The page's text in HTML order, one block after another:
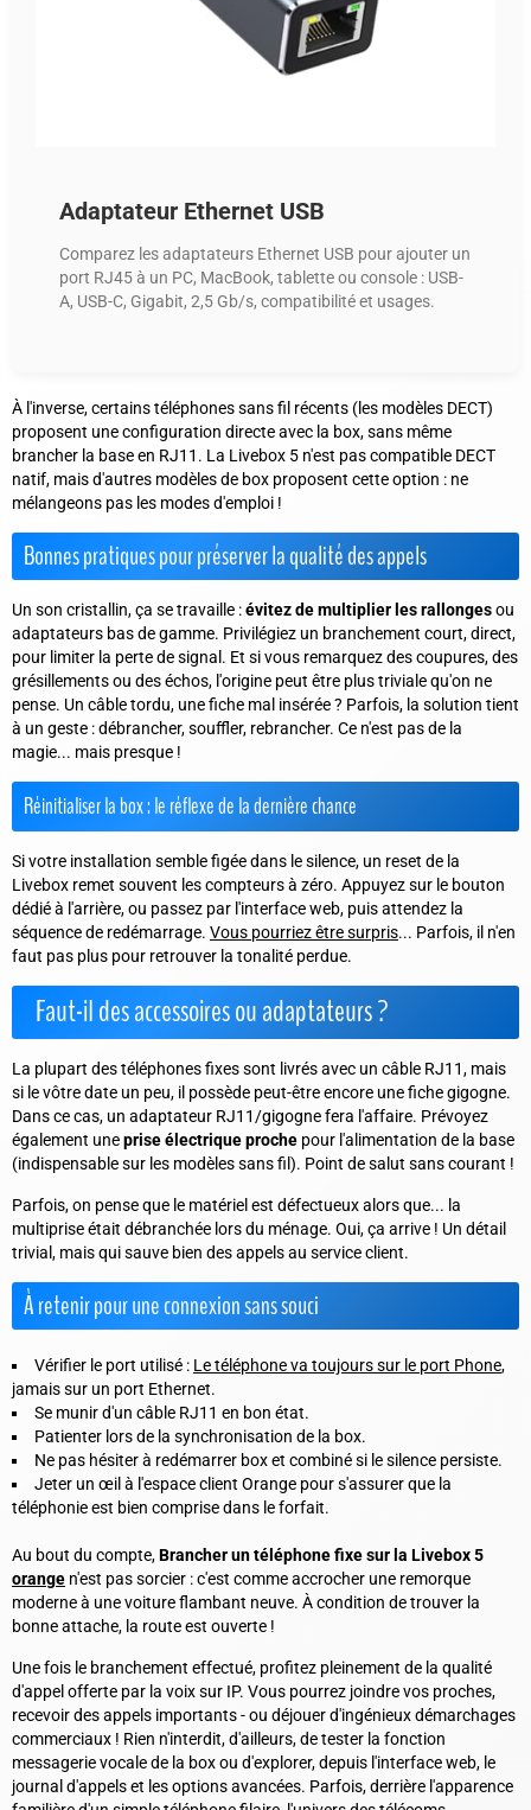
Adaptateur Ethernet USB
Comparez les adaptateurs Ethernet USB pour ajouter un
port RJ45 à un PC, MacBook, tablette ou console : USB-
A, USB-C, Gigabit, 2,5 Gb/s, compatibilité et usages.
À l'inverse, certains téléphones sans fil récents (les modèles DECT)
proposent une configuration directe avec la box, sans même
brancher la base en RJ11. La Livebox 5 n'est pas compatible DECT
natif, mais d'autres modèles de box proposent cette option : ne
mélangeons pas les modes d'emploi !
Bonnes pratiques pour préserver la qualité des appels
Un son cristallin, ça se travaille :évitez de multiplier les rallongesou
adaptateurs bas de gamme. Privilégiez un branchement court, direct,
pour limiter la perte de signal. Et si vous remarquez des coupures, des
grésillements ou des échos, l'origine peut être plus triviale qu'on ne
pense. Un câble tordu, une fiche mal insérée ? Parfois, la solution tient
à un geste : débrancher, souffler, rebrancher. Ce n'est pas de la
magie... mais presque !
Réinitialiser la box : le réflexe de la dernière chance
Si votre installation semble figée dans le silence, un reset de la
Livebox remet souvent les compteurs à zéro. Appuyez sur le bouton
dédié à l'arrière, ou passez par l'interface web, puis attendez la
séquence de redémarrage. Vous pourriez être surpris... Parfois, il n'en
faut pas plus pour retrouver la tonalité perdue.
Faut-il des accessoires ou adaptateurs ?
La plupart des téléphones fixes sont livrés avec un câble RJ11, mais
si le vôtre date un peu, il possède peut-être encore une fiche gigogne.
Dans ce cas, un adaptateur RJ11/gigogne fera l'affaire. Prévoyez
également uneprise électrique proche pour l'alimentation de la base
(indispensable sur les modèles sans fil). Point de salut sans courant !
Parfois, on pense que le matériel est défectueux alors que... la
multiprise était débranchée lors du ménage. Oui, ça arrive ! Un détail
trivial, mais qui sauve bien des appels au service client.
À retenir pour une connexion sans souci
Vérifier le port utilisé : Le téléphone va toujours sur le port Phone,
jamais sur un port Ethernet.
Se munir d'un câble RJ11 en bon état.
Patienter lors de la synchronisation de la box.
Ne pas hésiter à redémarrer box et combiné si le silence persiste.
Jeter un œil à l'espace client Orange pour s'assurer que la
téléphonie est bien comprise dans le forfait.
Au bout du compte,Brancher un téléphone fixe sur la Livebox 5
orange n'est pas sorcier : c'est comme accrocher une remorque
moderne à une voiture flambant neuve. À condition de trouver la
bonne attache, la route est ouverte !
Une fois le branchement effectué, profitez pleinement de la qualité
d'appel offerte par la voix sur IP. Vous pourrez joindre vos proches,
recevoir des appels importants - ou déjouer d'ingénieux démarchages
commerciaux ! Rien n'interdit, d'ailleurs, de tester la fonction
messagerie vocale de la box ou d'explorer, depuis l'interface web, le
journal d'appels et les options avancées. Parfois, derrière l'apparence